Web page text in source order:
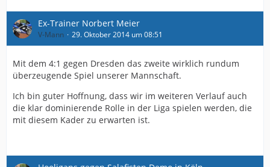
Ex-Trainer Norbert Meier
V-Mann 29. Oktober 2014 um 08:51
Mit dem 4:1 gegen Dresden das zweite wirklich rundum
überzeugende Spiel unserer Mannschaft.
Ich bin guter Hoffnung, dass wir im weiteren Verlauf auch
die klar dominierende Rolle in der Liga spielen werden, die
mit diesem Kader zu erwarten ist.